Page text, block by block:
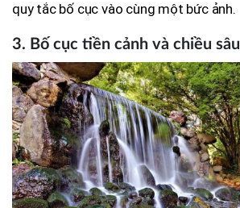
quy tắc bố cục vào cùng một bức ảnh.
3. Bố cục tiền cảnh và chiều sâu